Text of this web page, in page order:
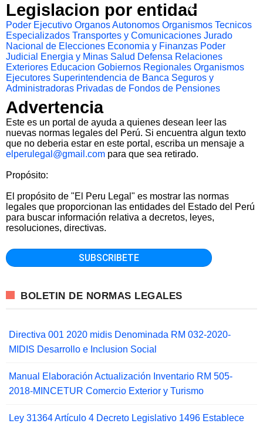
Legislacion por entidad
Poder Ejecutivo Organos Autonomos Organismos Tecnicos
Especializados Transportes y Comunicaciones Jurado
Nacional de Elecciones Economia y Finanzas Poder
Judicial
Energia y Minas Salud Defensa Relaciones
Exteriores Educacion Gobiernos Regionales Organismos
Ejecutores Superintendencia de Banca Seguros y
Administradoras Privadas de Fondos de Pensiones
Advertencia
Este es un portal de ayuda a quienes desean leer las
nuevas normas legales del Perú. Si encuentra algun texto
que no deberia estar en este portal, escriba un mensaje a
elperulegal@gmail.com para que sea retirado.
Propósito:
El propósito de "El Peru Legal" es mostrar las normas
legales que proporcionan las entidades del Estado del Perú
para buscar información relativa a decretos, leyes,
resoluciones, directivas.
BOLETIN DE NORMAS LEGALES
Directiva 001 2020 midis Denominada RM 032-2020-
MIDIS Desarrollo e Inclusion Social
Manual Elaboración Actualización Inventario RM 505-
2018-MINCETUR Comercio Exterior y Turismo
Ley 31364 Artículo 4 Decreto Legislativo 1496 Establece